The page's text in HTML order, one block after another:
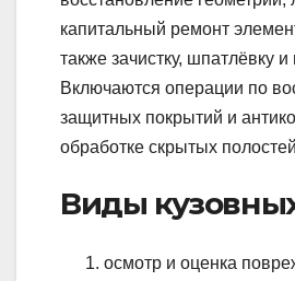
капитальный ремонт
также зачистку, шпатлёвку и
Включаются операции по
защитных покрытий и
обработке скрытых
Виды
осмотр и оценка